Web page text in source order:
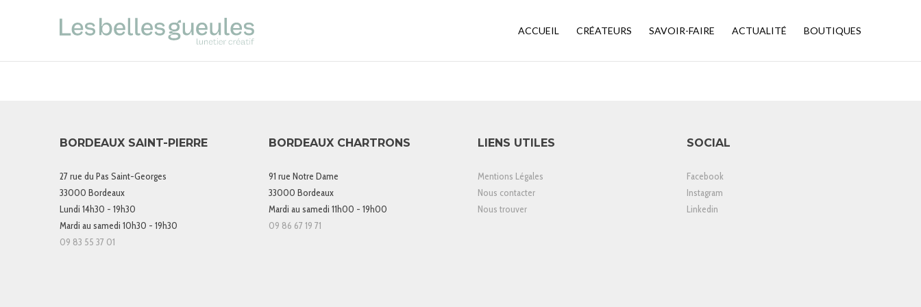
ACCUEIL CRÉATEURS SAVOIR-FAIRE ACTUALITÉ BOUTIQUES
BORDEAUX SAINT-PIERRE
27 rue du Pas Saint-Georges
33000 Bordeaux
Lundi 14h30 - 19h30
Mardi au samedi 10h30 - 19h30
09 83 55 37 01
BORDEAUX CHARTRONS
91 rue Notre Dame
33000 Bordeaux
Mardi au samedi 11h00 - 19h00
09 86 67 19 71
LIENS UTILES
Mentions Légales
Nous contacter
Nous trouver
SOCIAL
Facebook
Instagram
Linkedin